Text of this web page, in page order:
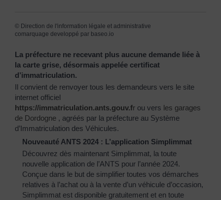
© Direction de l'information légale et administrative
comarquage developpé par baseo.io
La préfecture ne recevant plus aucune demande liée à
la carte grise, désormais appelée certificat
d’immatriculation.
Il convient de renvoyer tous les demandeurs vers le site
internet officiel
https://immatriculation.ants.gouv.fr ou vers les garages
de Dordogne , agréés par la préfecture au Système
d’Immatriculation des Véhicules.
Nouveauté ANTS 2024 : L’application Simplimmat
Découvrez dès maintenant Simplimmat, la toute
nouvelle application de l’ANTS pour l’année 2024.
Conçue dans le but de simplifier toutes vos démarches
relatives à l’achat ou à la vente d’un véhicule d’occasion,
Simplimmat est disponible gratuitement et en toute